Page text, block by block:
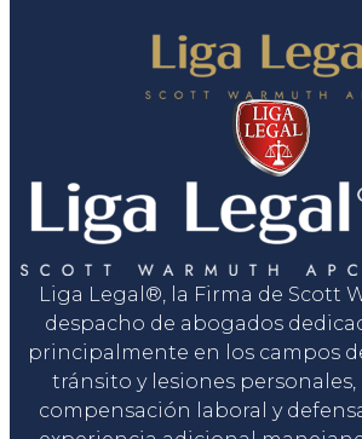
Liga Legal®, la Firma de Scott
despacho de abogados
principalmente en los campos
tránsito y lesiones
compensación laboral y